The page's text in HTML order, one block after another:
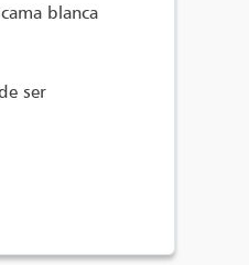
blanca
ser